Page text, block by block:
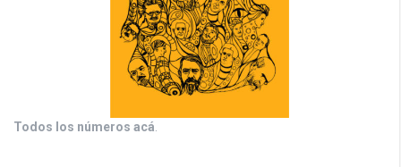
Todos los números acá.